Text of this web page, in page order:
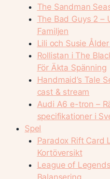
The Sandman
The Bad Guys 2 –
Familjen
Lili och Susie
Rollistan i The
För Äkta Spänning
Handmaid’s Tale
cast & stream
Audi A6 e-tron –
specifikationer i
Spel
Paradox Rift Card
Kortöversikt
League of
Balansering